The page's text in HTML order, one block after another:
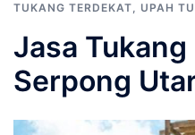
TUKANG TERDEKAT, UPAH
Jasa
Serpong